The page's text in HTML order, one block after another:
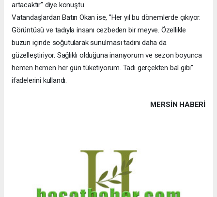
artacaktır" diye konuştu.
Vatandaşlardan Batın Okan ise, "Her yıl bu dönemlerde çıkıyor.
Görüntüsü ve tadıyla insanı cezbeden bir meyve. Özellikle
buzun içinde soğutularak sunulması tadını daha da
güzelleştiriyor. Sağlıklı olduğuna inanıyorum ve sezon boyunca
hemen hemen her gün tüketiyorum. Tadı gerçekten bal gibi"
ifadelerini kullandı.
MERSIN HABERİ